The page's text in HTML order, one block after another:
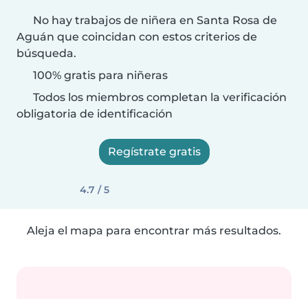
No hay trabajos de niñera en Santa Rosa de
Aguán que coincidan con estos criterios de
búsqueda.
100% gratis para niñeras
Todos los miembros completan la verificación
obligatoria de identificación
Regístrate gratis
4.7 / 5
Aleja el mapa para encontrar más resultados.